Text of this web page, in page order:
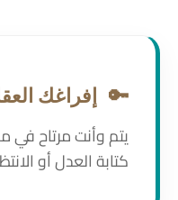
🔑 إفراغك
يتم وأنت مرتاح في
كتابة العدل أو